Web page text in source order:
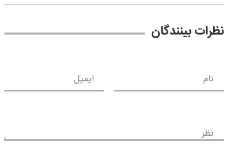
نظرات بینندگان
نام ایمیل
نظر